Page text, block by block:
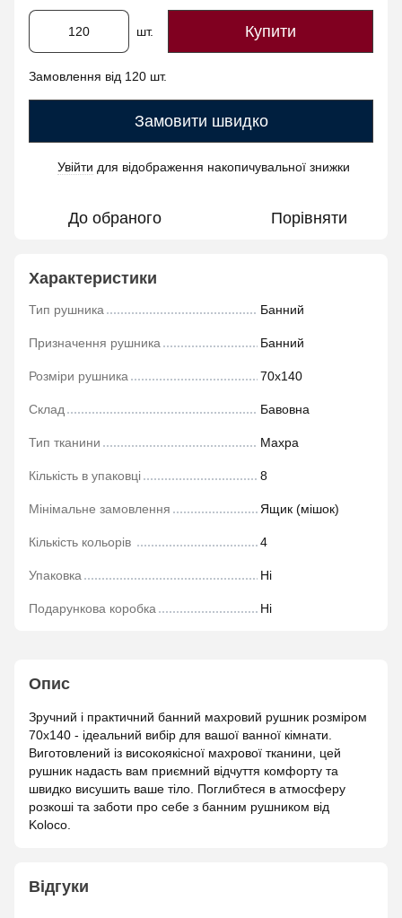
шт. Купити
Замовлення від 120 шт.
Замовити швидко
Увійти для відображення накопичувальної знижки
До обраного Порівняти
Характеристики
Тип рушника Банний
Призначення рушника Банний
Розміри рушника 70х140
Склад Бавовна
Тип тканини Махра
Кількість в упаковці 8
Мінімальне замовлення Ящик (мішок)
Кількість кольорів 4
Упаковка Ні
Подарункова коробка Ні
Опис
Зручний і практичний банний махровий рушник розміром
70х140 - ідеальний вибір для вашої ванної кімнати.
Виготовлений із високоякісної махрової тканини, цей
рушник надасть вам приємний відчуття комфорту та
швидко висушить ваше тіло. Поглибтеся в атмосферу
розкоші та заботи про себе з банним рушником від
Koloco.
Відгуки